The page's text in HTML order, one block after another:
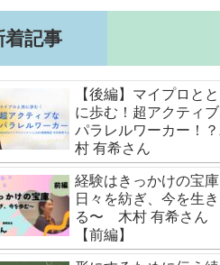
着記事
【後編】マイプロと
に歩む！超アクティ
パラレルワーカー！
村 有希さん
経験はきっかけの宝
日々を紡ぎ、今を生き
る〜 木村 有希さん
【前編】